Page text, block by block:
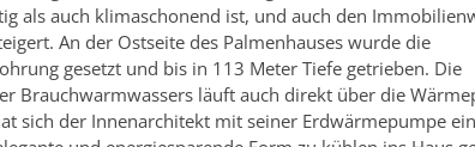
als auch klimaschonend ist, und auch den
An der Ostseite des Palmenhauses wurde die
gesetzt und bis in 113 Meter Tiefe getrieben. Die
Brauchwarmwassers läuft auch direkt über die
sich der Innenarchitekt mit seiner Erdwärmepumpe